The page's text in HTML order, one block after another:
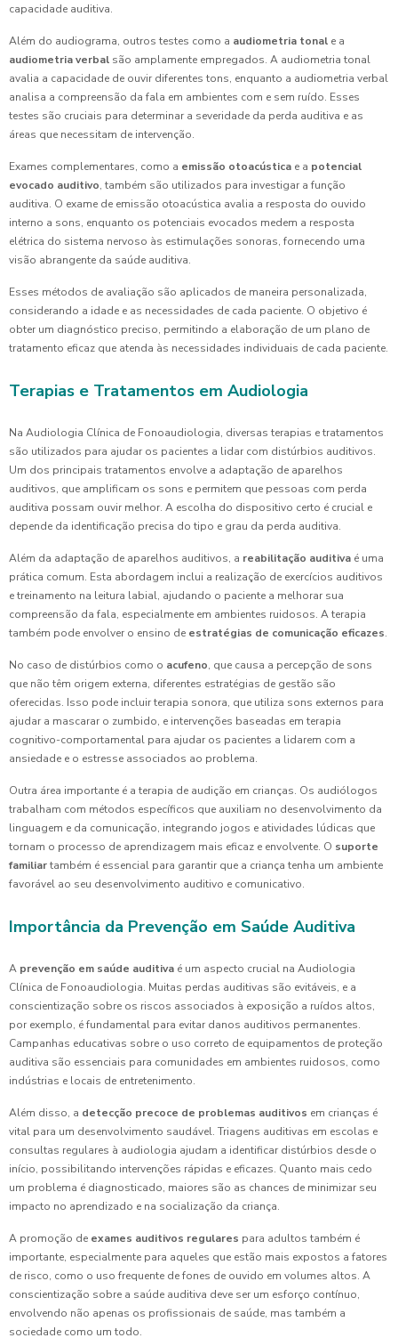
capacidade auditiva.
Além do audiograma, outros testes como a audiometria tonal e a
audiometria verbal são amplamente empregados. A audiometria tonal
avalia a capacidade de ouvir diferentes tons, enquanto a audiometria verbal
analisa a compreensão da fala em ambientes com e sem ruído. Esses
testes são cruciais para determinar a severidade da perda auditiva e as
áreas que necessitam de intervenção.
Exames complementares, como a emissão otoacústica e a potencial
evocado auditivo, também são utilizados para investigar a função
auditiva. O exame de emissão otoacústica avalia a resposta do ouvido
interno a sons, enquanto os potenciais evocados medem a resposta
elétrica do sistema nervoso às estimulações sonoras, fornecendo uma
visão abrangente da saúde auditiva.
Esses métodos de avaliação são aplicados de maneira personalizada,
considerando a idade e as necessidades de cada paciente. O objetivo é
obter um diagnóstico preciso, permitindo a elaboração de um plano de
tratamento eficaz que atenda às necessidades individuais de cada paciente.
Terapias e Tratamentos em Audiologia
Na Audiologia Clínica de Fonoaudiologia, diversas terapias e tratamentos
são utilizados para ajudar os pacientes a lidar com distúrbios auditivos.
Um dos principais tratamentos envolve a adaptação de aparelhos
auditivos, que amplificam os sons e permitem que pessoas com perda
auditiva possam ouvir melhor. A escolha do dispositivo certo é crucial e
depende da identificação precisa do tipo e grau da perda auditiva.
Além da adaptação de aparelhos auditivos, a reabilitação auditiva é uma
prática comum. Esta abordagem inclui a realização de exercícios auditivos
e treinamento na leitura labial, ajudando o paciente a melhorar sua
compreensão da fala, especialmente em ambientes ruidosos. A terapia
também pode envolver o ensino de estratégias de comunicação eficazes.
No caso de distúrbios como o acufeno, que causa a percepção de sons
que não têm origem externa, diferentes estratégias de gestão são
oferecidas. Isso pode incluir terapia sonora, que utiliza sons externos para
ajudar a mascarar o zumbido, e intervenções baseadas em terapia
cognitivo-comportamental para ajudar os pacientes a lidarem com a
ansiedade e o estresse associados ao problema.
Outra área importante é a terapia de audição em crianças. Os audiólogos
trabalham com métodos específicos que auxiliam no desenvolvimento da
linguagem e da comunicação, integrando jogos e atividades lúdicas que
tornam o processo de aprendizagem mais eficaz e envolvente. O suporte
familiartambém é essencial para garantir que a criança tenha um ambiente
favorável ao seu desenvolvimento auditivo e comunicativo.
Importância da Prevenção em Saúde Auditiva
A prevenção em saúde auditiva é um aspecto crucial na Audiologia
Clínica de Fonoaudiologia. Muitas perdas auditivas são evitáveis, e a
conscientização sobre os riscos associados à exposição a ruídos altos,
por exemplo, é fundamental para evitar danos auditivos permanentes.
Campanhas educativas sobre o uso correto de equipamentos de proteção
auditiva são essenciais para comunidades em ambientes ruidosos, como
indústrias e locais de entretenimento.
Além disso, a detecção precoce de problemas auditivos em crianças é
vital para um desenvolvimento saudável. Triagens auditivas em escolas e
consultas regulares à audiologia ajudam a identificar distúrbios desde o
início, possibilitando intervenções rápidas e eficazes. Quanto mais cedo
um problema é diagnosticado, maiores são as chances de minimizar seu
impacto no aprendizado e na socialização da criança.
A promoção de exames auditivos regulares para adultos também é
importante, especialmente para aqueles que estão mais expostos a fatores
de risco, como o uso frequente de fones de ouvido em volumes altos. A
conscientização sobre a saúde auditiva deve ser um esforço contínuo,
envolvendo não apenas os profissionais de saúde, mas também a
sociedade como um todo.